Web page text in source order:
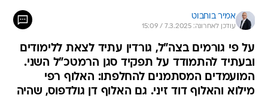
אמיר בוחבוט
עודכן לאחרונה: 7.3.2025 / 15:09
על פי גורמים בצה"ל, גורדין עתיד לצאת ללימודים
ובעתיד להתמודד על תפקיד סגן הרמטכ"ל השני.
המועמדים המסתמנים להחלפתו: האלוף רפי
מילוא והאלוף דוד זיני. גם האלוף דן גולדפוס, שהיה